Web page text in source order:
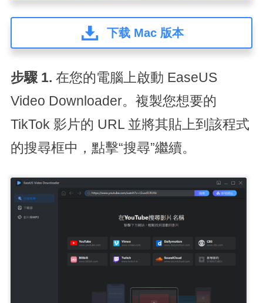
下载 Mac 版本
步驟 1. 在您的電腦上啟動 EaseUS
Video Downloader。複製您想要的
TikTok 影片的 URL 並將其貼上到該程式
的搜尋框中，點擊“搜尋”繼續。